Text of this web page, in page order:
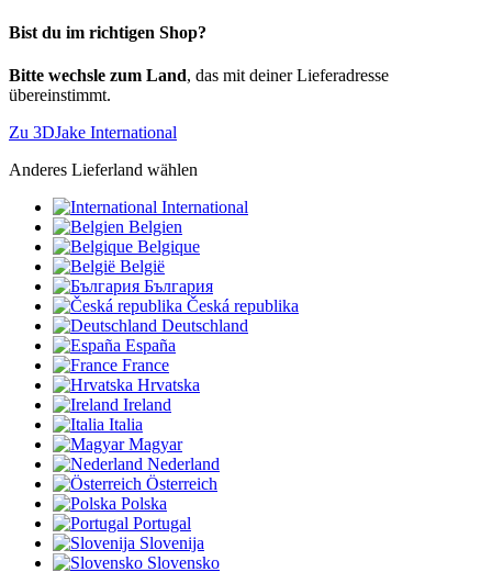
Bist du im richtigen Shop?
Bitte wechsle zum Land, das mit deiner Lieferadresse
übereinstimmt.
Zu 3DJake International
Anderes Lieferland wählen
International
Belgien
Belgique
België
България
Česká republika
Deutschland
España
France
Hrvatska
Ireland
Italia
Magyar
Nederland
Österreich
Polska
Portugal
Slovenija
Slovensko